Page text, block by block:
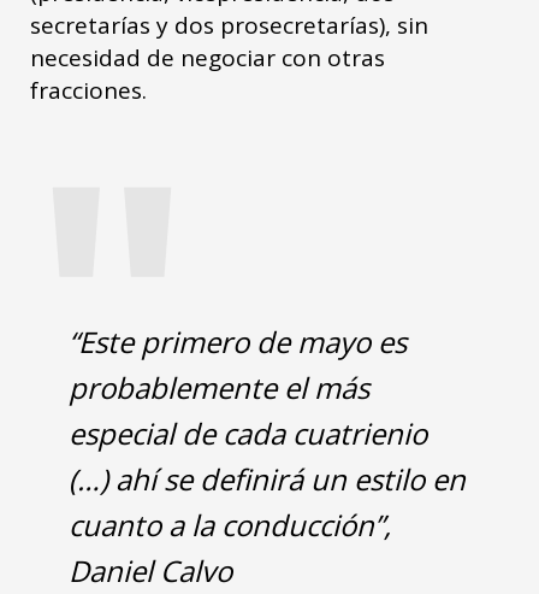
secretarías y dos prosecretarías), sin
necesidad de negociar con otras
fracciones.
"
“Este primero de mayo es
probablemente el más
especial de cada cuatrienio
(…) ahí se definirá un estilo en
cuanto a la conducción”,
Daniel Calvo